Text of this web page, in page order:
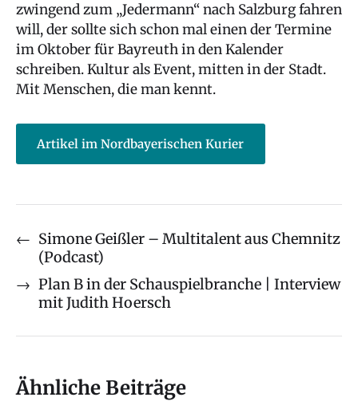
zwingend zum „Jedermann“ nach Salzburg fahren
will, der sollte sich schon mal einen der Termine
im Oktober für Bayreuth in den Kalender
schreiben. Kultur als Event, mitten in der Stadt.
Mit Menschen, die man kennt.
Artikel im Nordbayerischen Kurier
← Simone Geißler – Multitalent aus Chemnitz
(Podcast)
→ Plan B in der Schauspielbranche | Interview
mit Judith Hoersch
Ähnliche Beiträge